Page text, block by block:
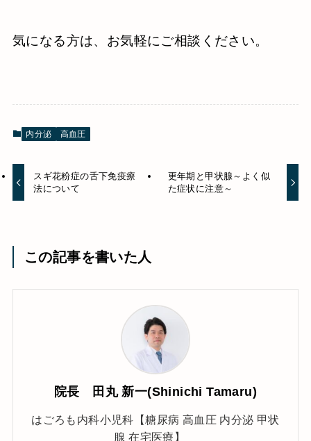
気になる方は、お気軽にご相談ください。
内分泌 高血圧
スギ花粉症の舌下免疫療
法について
更年期と甲状腺～よく似
た症状に注意～
この記事を書いた人
院長 田丸 新一(Shinichi Tamaru)
はごろも内科小児科【糖尿病 高血圧 内分泌 甲状
腺 在宅医療】